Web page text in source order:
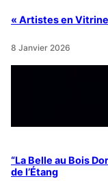
« Artistes en
8 Janvier 2026
“La Belle au Bois
de l’Étang